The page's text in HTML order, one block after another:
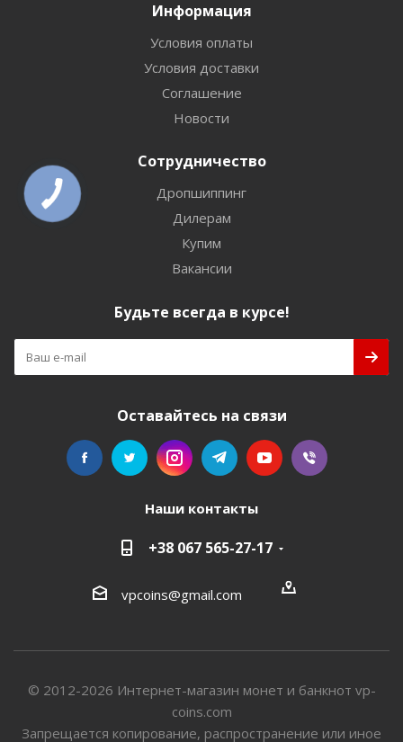
Информация
Условия оплаты
Условия доставки
Соглашение
Новости
Сотрудничество
Дропшиппинг
Дилерам
Купим
Вакансии
Будьте всегда в курсе!
Оставайтесь на связи
Наши контакты
+38 067 565-27-17
vpcoins@gmail.com
© 2012-2026 Интернет-магазин монет и банкнот vp-
coins.com
Запрещается копирование, распространение или иное